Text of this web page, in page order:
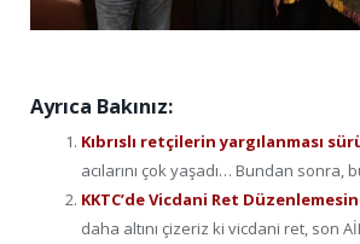
Ayrıca Bakınız:
Kıbrıslı retçilerin yargılanması
acılarını çok yaşadı… Bundan sonra,
KKTC’de Vicdani Ret
daha altını çizeriz ki vicdani ret, son